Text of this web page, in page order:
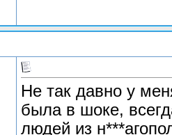
Не так давно у
была в шоке,
людей из